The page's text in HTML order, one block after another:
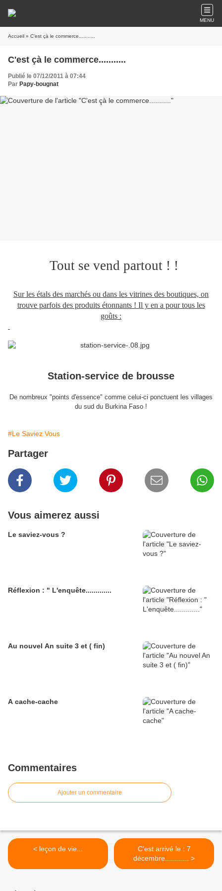
MENU
Accueil » C'est çà le commerce...........
C'est çà le commerce...........
Publié le 07/12/2011 à 07:44
Par Papy-bougnat
Tout se vend partout ! !
Sur les étals des marchés ou dans les vitrines des boutiques, on
trouve parfois des produits étonnants ! Il y en a pour tous les
goûts :
Station-service de brousse
De nombreux "points d'essence" comme celui-ci ponctuent les villages
du sud du Burkina Faso !
#Le Saviez Vous
Partager
Vous aimerez aussi
Le saviez-vous ?
Réflexion : " L'enquête.............
Au nouvel An suite 3 et ( fin)
A cache-cache
Commentaires
Ajouter un commentaire
< leçon de vie...
C'est arrivé le : 7
décembre............ >